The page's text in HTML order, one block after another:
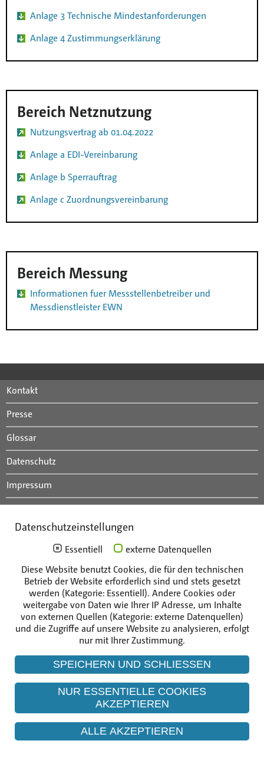
Anlage 3 Technische Mindestanforderungen
Anlage 4 Zustimmungserklärung
Bereich Netznutzung
Nutzungsvertrag ab 01.04.2022
Anlage a EDI-Vereinbarung
Anlage b Sperrauftrag
Anlage c Zuordnungsvereinbarung
Bereich Messung
Informationen fuer Messstellenbetreiber und
Messdienstleister EWN
Kontakt
Presse
Glossar
Datenschutz
Impressum
Anfahrt
Mitarbeiterportal
Die Unternehmen der Gruppe
Datenschutzeinstellungen
Essentiell
externe Datenquellen
Diese Website benutzt Cookies, die für den technischen
Betrieb der Website erforderlich sind und stets gesetzt
werden (Kategorie: Essentiell). Andere Cookies oder
weitergabe von Daten wie Ihrer IP Adresse, um Inhalte
von externen Quellen (Kategorie: externe Datenquellen)
und die Zugriffe auf unsere Website zu analysieren, erfolgt
nur mit Ihrer Zustimmung.
SPEICHERN UND SCHLIESSEN
NUR ESSENTIELLE COOKIES
AKZEPTIEREN
ALLE AKZEPTIEREN